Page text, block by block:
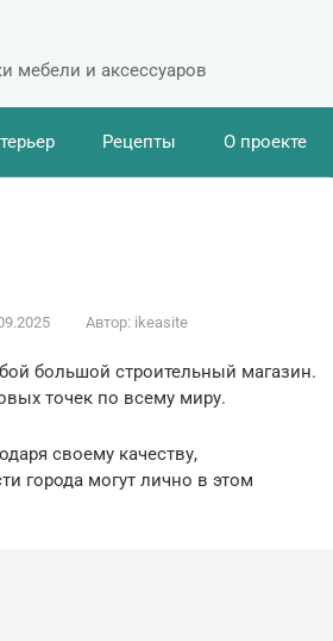
мебели и аксессуаров
Рецепты О проекте
Автор: ikeasite
большой строительный магазин.
точек по всему миру.
своему качеству,
города могут лично в этом